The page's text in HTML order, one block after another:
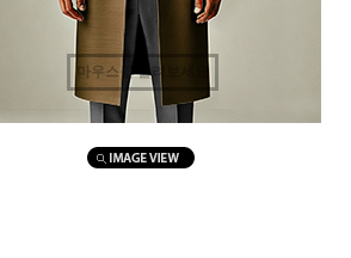
마우스를 올려보세요